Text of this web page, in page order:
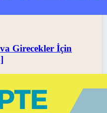
Girecekler İçin